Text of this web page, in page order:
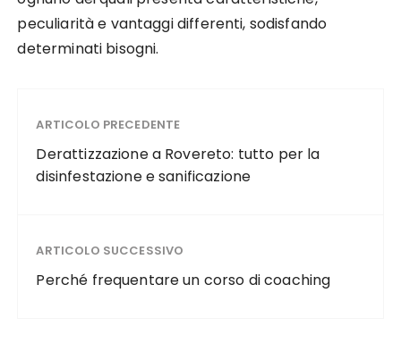
peculiarità e vantaggi differenti, sodisfando
determinati bisogni.
ARTICOLO PRECEDENTE
Derattizzazione a Rovereto: tutto per la
disinfestazione e sanificazione
ARTICOLO SUCCESSIVO
Perché frequentare un corso di coaching